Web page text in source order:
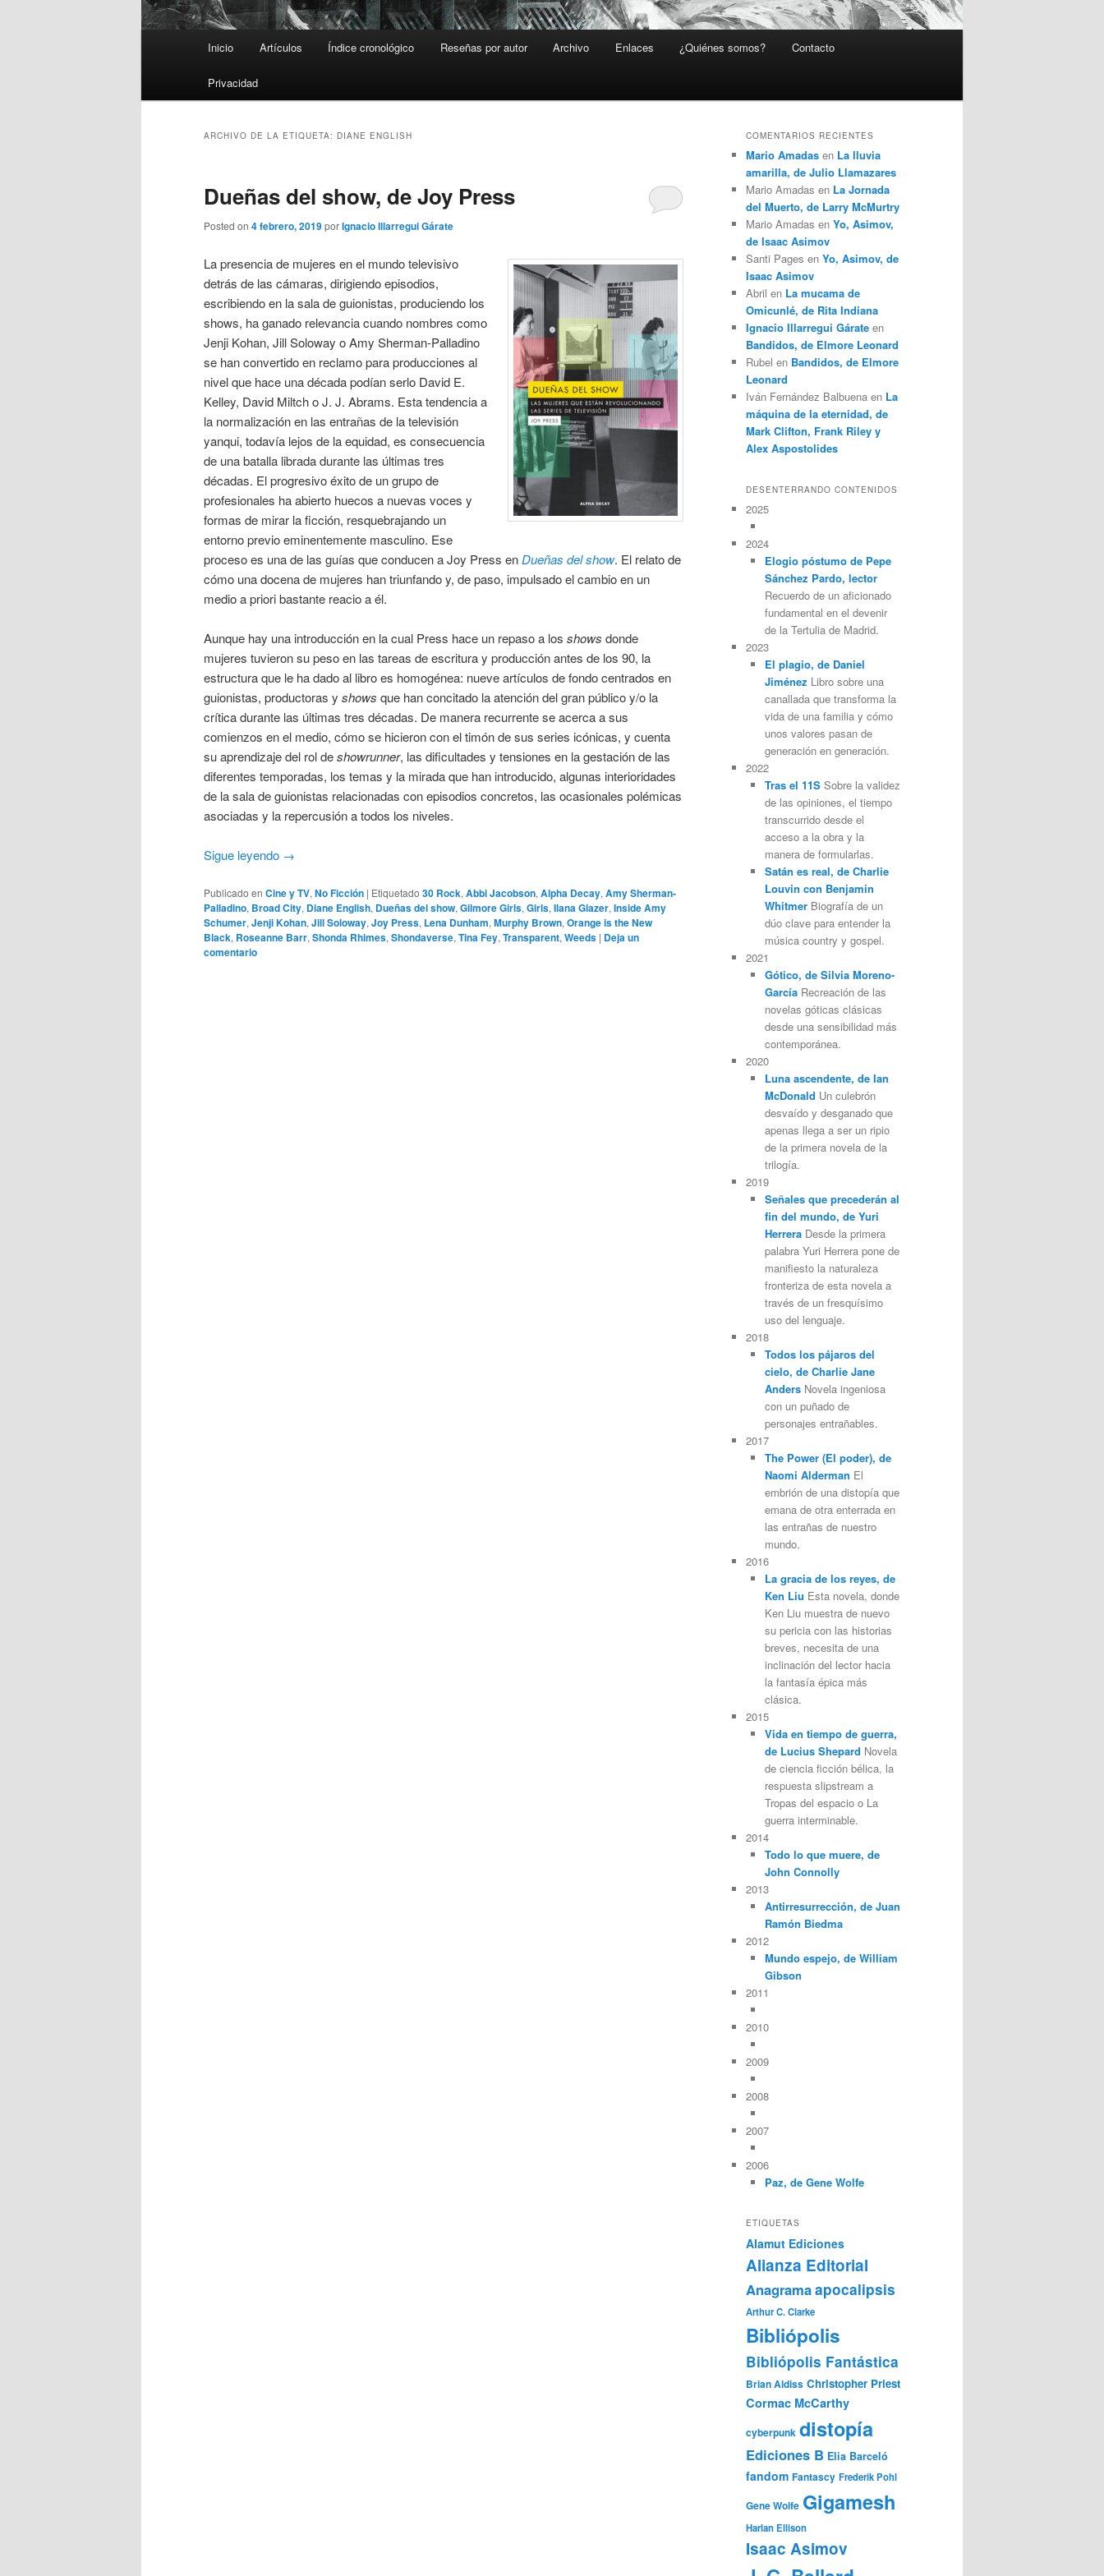
Inicio Artículos Índice cronológico Reseñas por autor Archivo Enlaces ¿Quiénes somos? Contacto
Privacidad
ARCHIVO DE LA ETIQUETA: DIANE ENGLISH
Dueñas del show, de Joy Press
Posted on 4 febrero, 2019porIgnacio Illarregui Gárate
La presencia de mujeres en el mundo televisivo
detrás de las cámaras, dirigiendo episodios,
escribiendo en la sala de guionistas, produciendo los
shows, ha ganado relevancia cuando nombres como
Jenji Kohan, Jill Soloway o Amy Sherman-Palladino
se han convertido en reclamo para producciones al
nivel que hace una década podían serlo David E.
Kelley, David Miltch o J. J. Abrams. Esta tendencia a
la normalización en las entrañas de la televisión
yanqui, todavía lejos de la equidad, es consecuencia
de una batalla librada durante las últimas tres
décadas. El progresivo éxito de un grupo de
profesionales ha abierto huecos a nuevas voces y
formas de mirar la ficción, resquebrajando un
entorno previo eminentemente masculino. Ese
proceso es una de las guías que conducen a Joy Press enDueñas del show. El relato de
cómo una docena de mujeres han triunfando y, de paso, impulsado el cambio en un
medio a priori bastante reacio a él.
Aunque hay una introducción en la cual Press hace un repaso a los shows donde
mujeres tuvieron su peso en las tareas de escritura y producción antes de los 90, la
estructura que le ha dado al libro es homogénea: nueve artículos de fondo centrados en
guionistas, productoras y shows que han concitado la atención del gran público y/o la
crítica durante las últimas tres décadas. De manera recurrente se acerca a sus
comienzos en el medio, cómo se hicieron con el timón de sus series icónicas, y cuenta
su aprendizaje del rol deshowrunner, las dificultades y tensiones en la gestación de las
diferentes temporadas, los temas y la mirada que han introducido, algunas interioridades
de la sala de guionistas relacionadas con episodios concretos, las ocasionales polémicas
asociadas y la repercusión a todos los niveles.
Sigue leyendo →
Publicado en Cine y TV, No Ficción | Etiquetado 30 Rock, Abbi Jacobson, Alpha Decay, Amy Sherman-
Palladino, Broad City, Diane English, Dueñas del show, Gilmore Girls, Girls, Ilana Glazer, Inside Amy
Schumer, Jenji Kohan, Jill Soloway, Joy Press, Lena Dunham, Murphy Brown, Orange is the New
Black, Roseanne Barr, Shonda Rhimes, Shondaverse, Tina Fey, Transparent, Weeds | Deja un
comentario
COMENTARIOS RECIENTES
Mario Amadas en La lluvia
amarilla, de Julio Llamazares
Mario Amadas en La Jornada
del Muerto, de Larry McMurtry
Mario Amadas en Yo, Asimov,
de Isaac Asimov
Santi Pages en Yo, Asimov, de
Isaac Asimov
Abril en La mucama de
Omicunlé, de Rita Indiana
Ignacio Illarregui Gárate en
Bandidos, de Elmore Leonard
Rubel en Bandidos, de Elmore
Leonard
Iván Fernández Balbuena en La
máquina de la eternidad, de
Mark Clifton, Frank Riley y
Alex Aspostolides
DESENTERRANDO CONTENIDOS
2025
2024
Elogio póstumo de Pepe
Sánchez Pardo, lector
Recuerdo de un aficionado
fundamental en el devenir
de la Tertulia de Madrid.
2023
El plagio, de Daniel
Jiménez Libro sobre una
canallada que transforma la
vida de una familia y cómo
unos valores pasan de
generación en generación.
2022
Tras el 11SSobre la validez
de las opiniones, el tiempo
transcurrido desde el
acceso a la obra y la
manera de formularlas.
Satán es real, de Charlie
Louvin con Benjamin
WhitmerBiografía de un
dúo clave para entender la
música country y gospel.
2021
Gótico, de Silvia Moreno-
GarcíaRecreación de las
novelas góticas clásicas
desde una sensibilidad más
contemporánea.
2020
Luna ascendente, de Ian
McDonald Un culebrón
desvaído y desganado que
apenas llega a ser un ripio
de la primera novela de la
trilogía.
2019
Señales que precederán al
fin del mundo, de Yuri
HerreraDesde la primera
palabra Yuri Herrera pone de
manifiesto la naturaleza
fronteriza de esta novela a
través de un fresquísimo
uso del lenguaje.
2018
Todos los pájaros del
cielo, de Charlie Jane
AndersNovela ingeniosa
con un puñado de
personajes entrañables.
2017
The Power (El poder), de
Naomi Alderman El
embrión de una distopía que
emana de otra enterrada en
las entrañas de nuestro
mundo.
2016
La gracia de los reyes, de
Ken Liu Esta novela, donde
Ken Liu muestra de nuevo
su pericia con las historias
breves, necesita de una
inclinación del lector hacia
la fantasía épica más
clásica.
2015
Vida en tiempo de guerra,
de Lucius Shepard Novela
de ciencia ficción bélica, la
respuesta slipstream a
Tropas del espacio o La
guerra interminable.
2014
Todo lo que muere, de
John Connolly
2013
Antirresurrección, de Juan
Ramón Biedma
2012
Mundo espejo, de William
Gibson
2011
2010
2009
2008
2007
2006
Paz, de Gene Wolfe
ETIQUETAS
Alamut Ediciones
Alianza Editorial
Anagramaapocalipsis
Arthur C. Clarke
Bibliópolis
Bibliópolis Fantástica
Brian Aldiss Christopher Priest
Cormac McCarthy
cyberpunk distopía
Ediciones B Elia Barceló
fandom Fantascy Frederik Pohl
Gene Wolfe Gigamesh
Harlan Ellison
Isaac Asimov